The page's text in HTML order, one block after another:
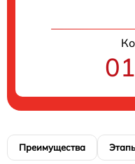
Преимущества